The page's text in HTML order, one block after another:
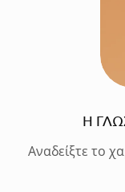
Η
Αναδείξτε το